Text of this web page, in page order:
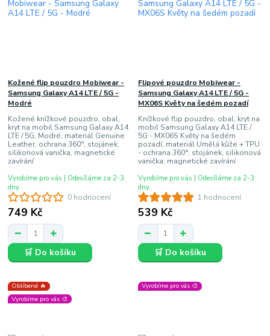
0 hodnocení
Kožené flip pouzdro Mobiwear -
Samsung Galaxy A14 LTE / 5G -
Modré
Kožené knížkové pouzdro, obal,
kryt na mobil Samsung Galaxy A14
LTE / 5G, Modré, materiál Genuine
Leather, ochrana 360°, stojánek,
silikonová vanička, magnetické
zavírání
749 Kč
Vyrobíme pro vás | Odesíláme za 2-3
dny
🛒 Do košíku
1 hodnocení
Flipové pouzdro Mobiwear -
Samsung Galaxy A14 LTE / 5G -
MX06S Květy na šedém pozadí
Knížkové flip pouzdro, obal, kryt na
mobil Samsung Galaxy A14 LTE /
5G - MX06S Květy na šedém
pozadí, materiál Umělá kůže + TPU
- ochrana 360°, stojánek, silikonová
vanička, magnetické zavírání
539 Kč
Vyrobíme pro vás | Odesíláme za 2-3
dny
🛒 Do košíku
Oblíbené 🔥
Vyrobíme pro vás 🎨
Vyrobíme pro vás 🎨